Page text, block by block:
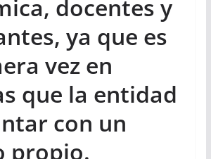
docentes y
ya que es
vez en
que la entidad
con un
propio.